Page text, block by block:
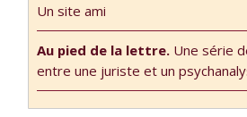
Un site ami
Au pied de la lettre. Une série
entre une juriste et un